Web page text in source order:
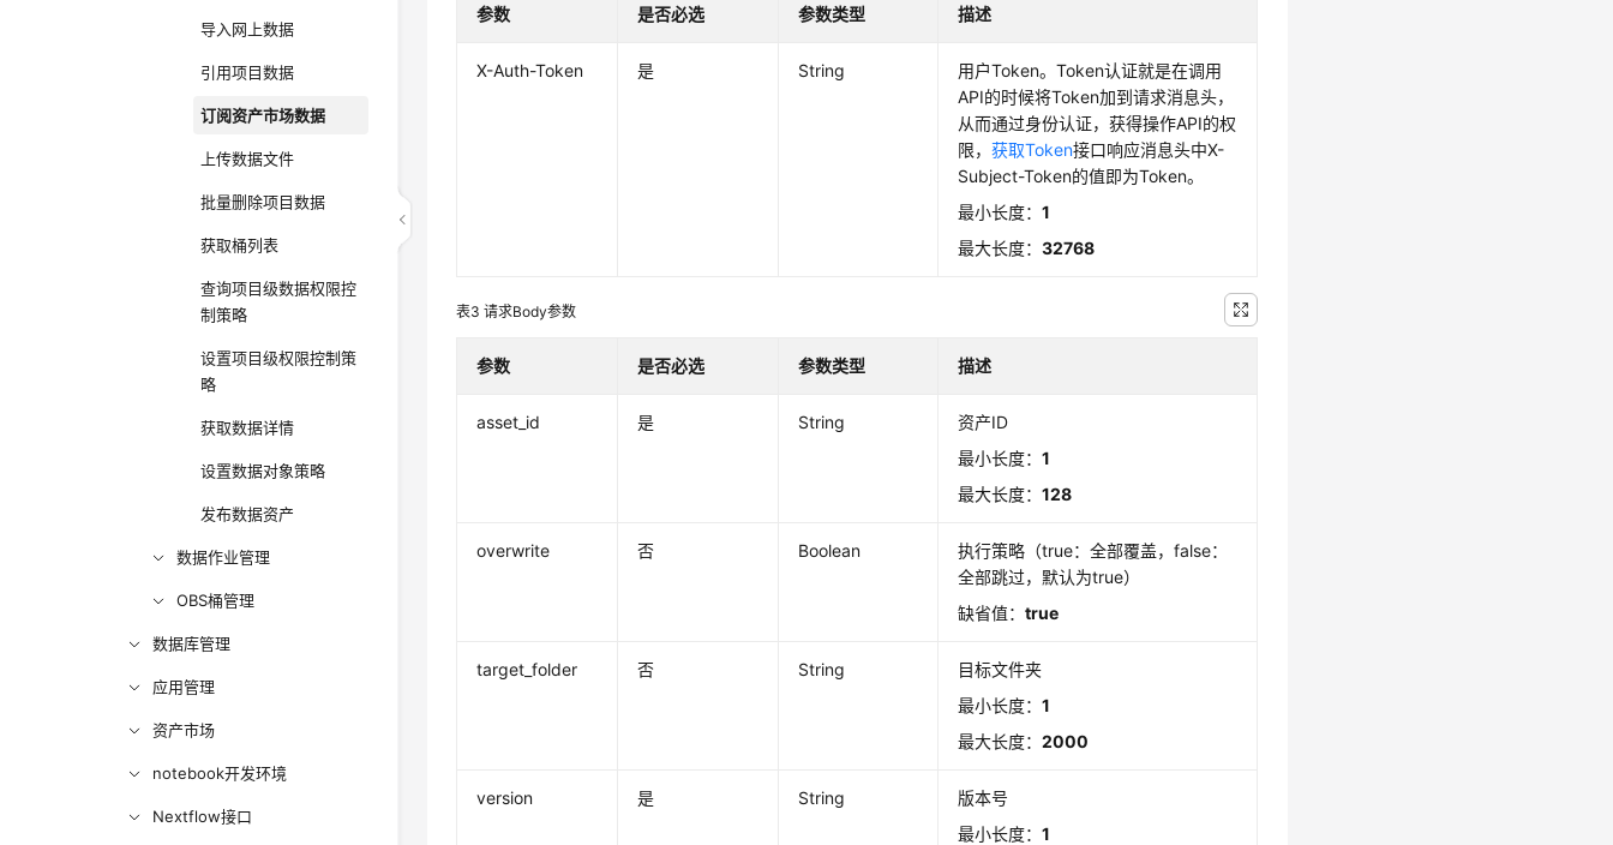
导入网上数据
引用项目数据
订阅资产市场数据
上传数据文件
批量删除项目数据
获取桶列表
查询项目级数据权限控
制策略
设置项目级权限控制策
略
获取数据详情
设置数据对象策略
发布数据资产
数据作业管理
OBS桶管理
数据库管理
应用管理
资产市场
notebook开发环境
Nextflow接口
参数 是否必选 参数类型 描述
X-Auth-Token 是 String
用户Token。Token认证就是在调用
API的时候将Token加到请求消息头，
从而通过身份认证，获得操作API的权
限，获取Token接口响应消息头中X-
Subject-Token的值即为Token。
最小长度：1
最大长度：32768
表3请求Body参数
参数 是否必选 参数类型 描述
asset_id 是 String
资产ID
最小长度：1
最大长度：128
overwrite 否 Boolean
执行策略（true：全部覆盖，false：
全部跳过，默认为true）
缺省值：true
target_folder 否 String
目标文件夹
最小长度：1
最大长度：2000
version 是 String
版本号
最小长度：1